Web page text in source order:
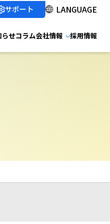
サポート
らせコラム会社情報 採用情報